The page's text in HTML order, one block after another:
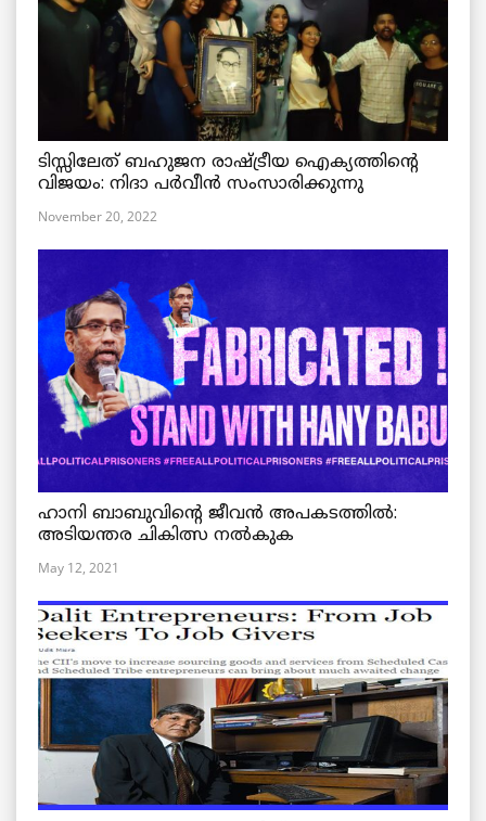
ടിസ്സിലേത് ബഹുജന രാഷ്ട്രീയ ഐക്യത്തിന്റെ
വിജയം: നിദാ പർവീൻ സംസാരിക്കുന്നു
November 20, 2022
ഹാനി ബാബുവിന്റെ ജീവൻ അപകടത്തിൽ:
അടിയന്തര ചികിത്സ നൽകുക
May 12, 2021